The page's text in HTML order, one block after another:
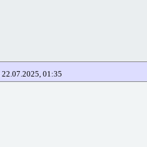
22.07.2025, 01:35